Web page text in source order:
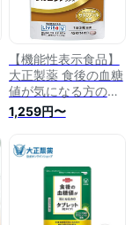
【機能性表示食品】
大正製薬 食後の血糖
値が気になる方のタ
ブレット(粒タイ
プ)42粒(14日分)/糖
糖値の上昇をゆるや
かに/サラシア由来サ
ラシノール含有
1,259円〜